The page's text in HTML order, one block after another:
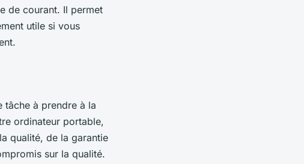
de courant. Il permet
utile si vous
tâche à prendre à la
ordinateur portable,
qualité, de la garantie
sur la qualité.